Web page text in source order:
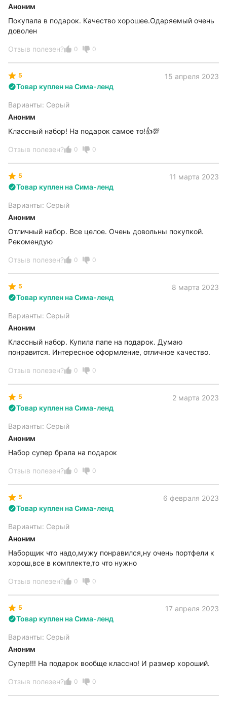
Аноним
Покупала в подарок. Качество хорошее.Одаряемый очень
доволен
Отзыв полезен? 0 0
5
15 апреля 2023
Товар куплен на Сима-ленд
Варианты: Серый
Аноним
Классный набор! На подарок самое то!👍💯
Отзыв полезен? 0 0
5
11 марта 2023
Товар куплен на Сима-ленд
Варианты: Серый
Аноним
Отличный набор. Все целое. Очень довольны покупкой.
Рекомендую
Отзыв полезен? 0 0
5
8 марта 2023
Товар куплен на Сима-ленд
Варианты: Серый
Аноним
Классный набор. Купила папе на подарок. Думаю
понравится. Интересное оформление, отличное качество.
Отзыв полезен? 0 0
5
2 марта 2023
Товар куплен на Сима-ленд
Варианты: Серый
Аноним
Набор супер брала на подарок
Отзыв полезен? 0 0
5
6 февраля 2023
Товар куплен на Сима-ленд
Варианты: Серый
Аноним
Наборщик что надо,мужу понравился,ну очень портфели к
хорош,все в комплекте,то что нужно
Отзыв полезен? 0 0
5
17 апреля 2023
Товар куплен на Сима-ленд
Варианты: Серый
Аноним
Супер!!! На подарок вообще классно! И размер хороший.
Отзыв полезен? 0 0